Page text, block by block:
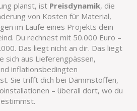
planst, ist Preisdynamik, die
von Kosten für Material,
im Laufe eines Projekts dein
Du rechnest mit 50.000 Euro –
Das liegt nicht an dir. Das liegt
sich aus Lieferengpässen,
inflationsbedingten
. Sie trifft dich bei Dämmstoffen,
– überall dort, wo du